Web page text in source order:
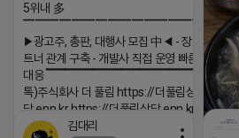
5위내 多
▔▔▔▔▔▔▔▔▔▔▔▔▔▔▔▔▔▔
▶광고주, 총판, 대행사 모집 中◀ - 장기 협업 파
트너 관계 구축 - 개발사 직접 운영 빠른 피드백
대응 ▔▔▔▔▔▔▔▔▔▔▔▔▔▔▔▔▔▔ (카
톡)주식회사 더 풀림 https://더풀림상
담.enn.kr https://더풀림상담.enn.kr
2026-04-18 17:26
김대리